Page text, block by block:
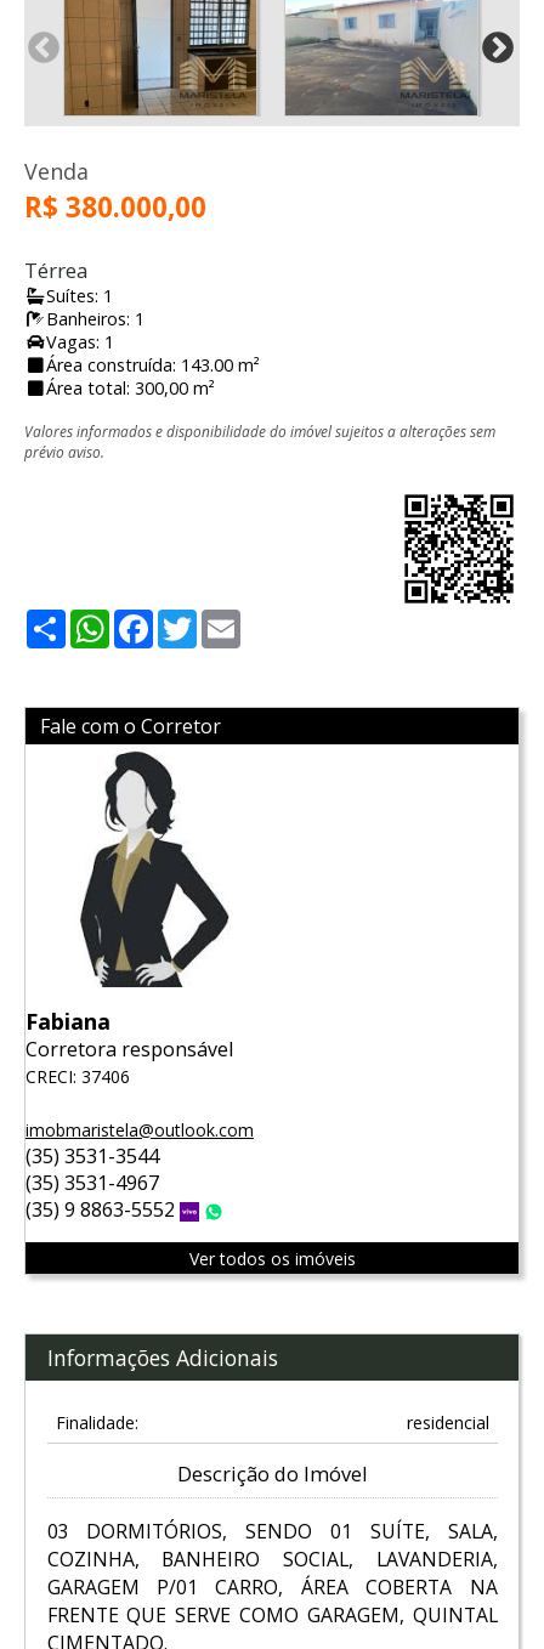
Venda
R$ 380.000,00
Térrea
Suítes: 1
Banheiros: 1
Vagas: 1
Área construída: 143.00 m²
Área total: 300,00 m²
Valores informados e disponibilidade do imóvel sujeitos a alterações sem
prévio aviso.
ShareWhatsApp
Facebook
Twitter
Fale com o Corretor
Fabiana
Corretora responsável
CRECI: 37406
imobmaristela@outlook.com
(35) 3531-3544
(35) 3531-4967
(35) 9 8863-5552
Vivo
Ver todos os imóveis
Informações Adicionais
Finalidade: residencial
Descrição do Imóvel
03 DORMITÓRIOS, SENDO 01 SUÍTE, SALA,
COZINHA, BANHEIRO SOCIAL, LAVANDERIA,
GARAGEM P/01 CARRO, ÁREA COBERTA NA
FRENTE QUE SERVE COMO GARAGEM, QUINTAL
CIMENTADO.